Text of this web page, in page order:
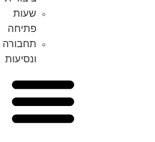
שעות
פתיחה
תחבורה
ונסיעות